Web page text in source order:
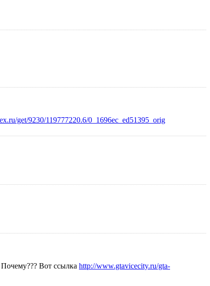
get/9230/119777220.6/0_1696ec_ed51395_orig
Вот ссылка http://www.gtavicecity.ru/gta-